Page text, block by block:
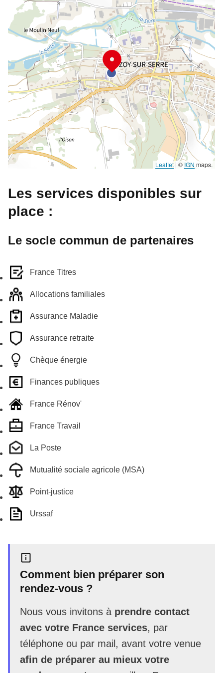
Leaflet | © IGN maps.
Les services disponibles sur
place :
Le socle commun de partenaires
France Titres
Allocations familiales
Assurance Maladie
Assurance retraite
Chèque énergie
Finances publiques
France Rénov'
France Travail
La Poste
Mutualité sociale agricole (MSA)
Point-justice
Urssaf
Comment bien préparer son
rendez-vous ?
Nous vous invitons à prendre contact
avec votre France services, par
téléphone ou par mail, avant votre venue
afin de préparer au mieux votre